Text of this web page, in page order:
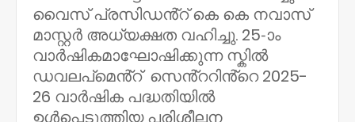
വൈസ് പ്രസിഡൻ്റ് കെ കെ നവാസ്
മാസ്റ്റർ അധ്യക്ഷത വഹിച്ചു. 25-ാം
വാർഷികമാഘോഷിക്കുന്ന സ്കിൽ
ഡവലപ്മെൻ്റ് സെൻ്ററിൻ്റെ 2025-
26 വാർഷിക പദ്ധതിയിൽ
ഉൾപ്പെടുത്തിയ പരിശീലന